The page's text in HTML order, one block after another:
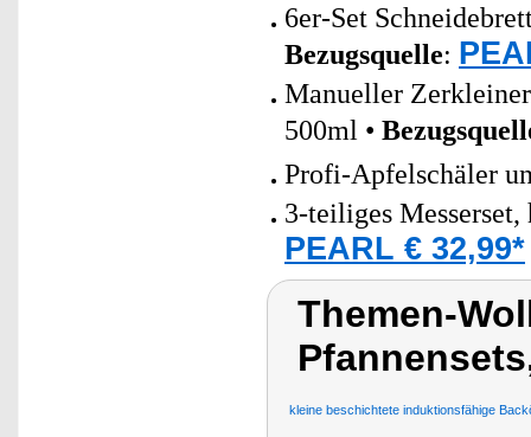
6er-Set
Bezugsquelle:
Manueller
500ml •
Profi-Apfelschäler
3-teiliges
PEARL € 32,99*
Themen-
kleine beschichtete induktionsfähige